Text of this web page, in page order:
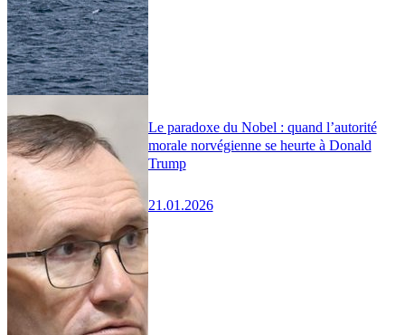
Le paradoxe du Nobel : quand l’autorité
morale norvégienne se heurte à Donald
Trump
21.01.2026